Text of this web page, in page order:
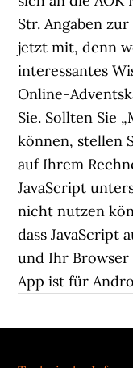
Str. Angaben
jetzt mit, denn
interessantes
Online-
Sie. Sollten Sie
können, stellen
auf Ihrem
JavaScript
nicht nutzen
dass JavaScript
und Ihr Browser
App ist für